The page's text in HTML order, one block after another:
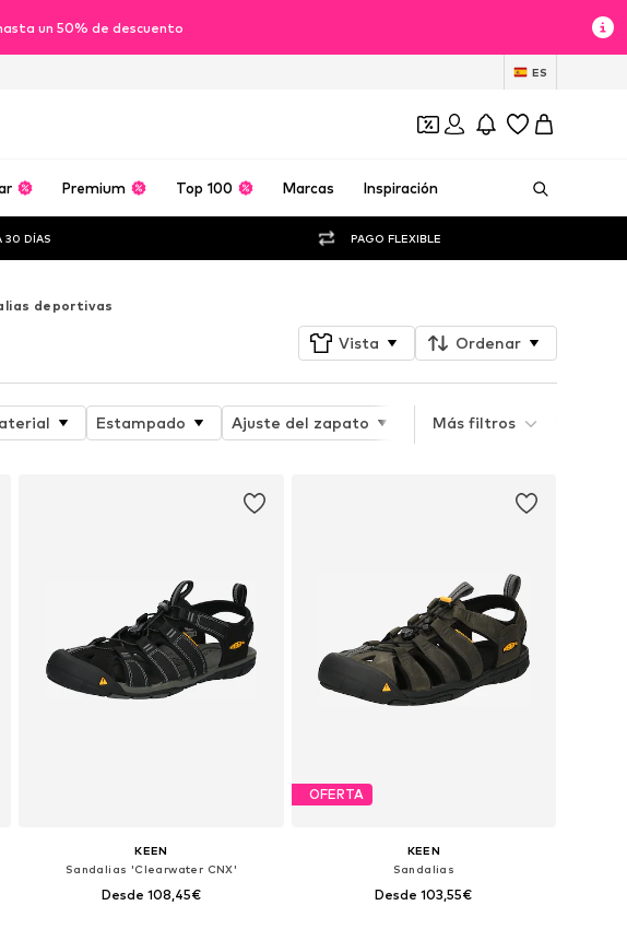
un 50% de descuento
ES
Premium Top 100 Marcas Inspiración
30 DÍAS PAGO FLEXIBLE
deportivas
Vista Ordenar
Estampado Ajuste del zapato Altura del tacón
Más filtros
KEEN
Sandalias 'Clearwater CNX'
Desde 108,45€
OFERTA
KEEN
Sandalias
Desde 103,55€